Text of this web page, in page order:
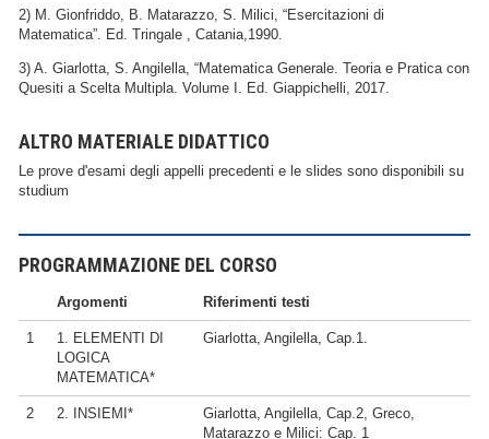
2) M. Gionfriddo, B. Matarazzo, S. Milici, “Esercitazioni di
Matematica”. Ed. Tringale , Catania,1990.
3) A. Giarlotta, S. Angilella, “Matematica Generale. Teoria e Pratica con
Quesiti a Scelta Multipla. Volume I. Ed. Giappichelli, 2017.
ALTRO MATERIALE DIDATTICO
Le prove d'esami degli appelli precedenti e le slides sono disponibili su
studium
PROGRAMMAZIONE DEL CORSO
Argomenti Riferimenti testi
1
1. ELEMENTI DI
LOGICA
MATEMATICA*
Giarlotta, Angilella, Cap.1.
2 2. INSIEMI*
Giarlotta, Angilella, Cap.2, Greco,
Matarazzo e Milici: Cap. 1